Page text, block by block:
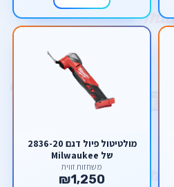
מולטיטול פיול דגם 2836-20
של Milwaukee
משחזות זווית
₪1,250